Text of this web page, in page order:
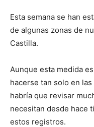
Esta semana se han
de algunas zonas de
Castilla.
Aunque esta medida
hacerse tan solo en
habría que revisar
necesitan desde hace
estos registros.